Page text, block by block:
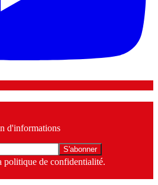
d'informations
politique de confidentialité.